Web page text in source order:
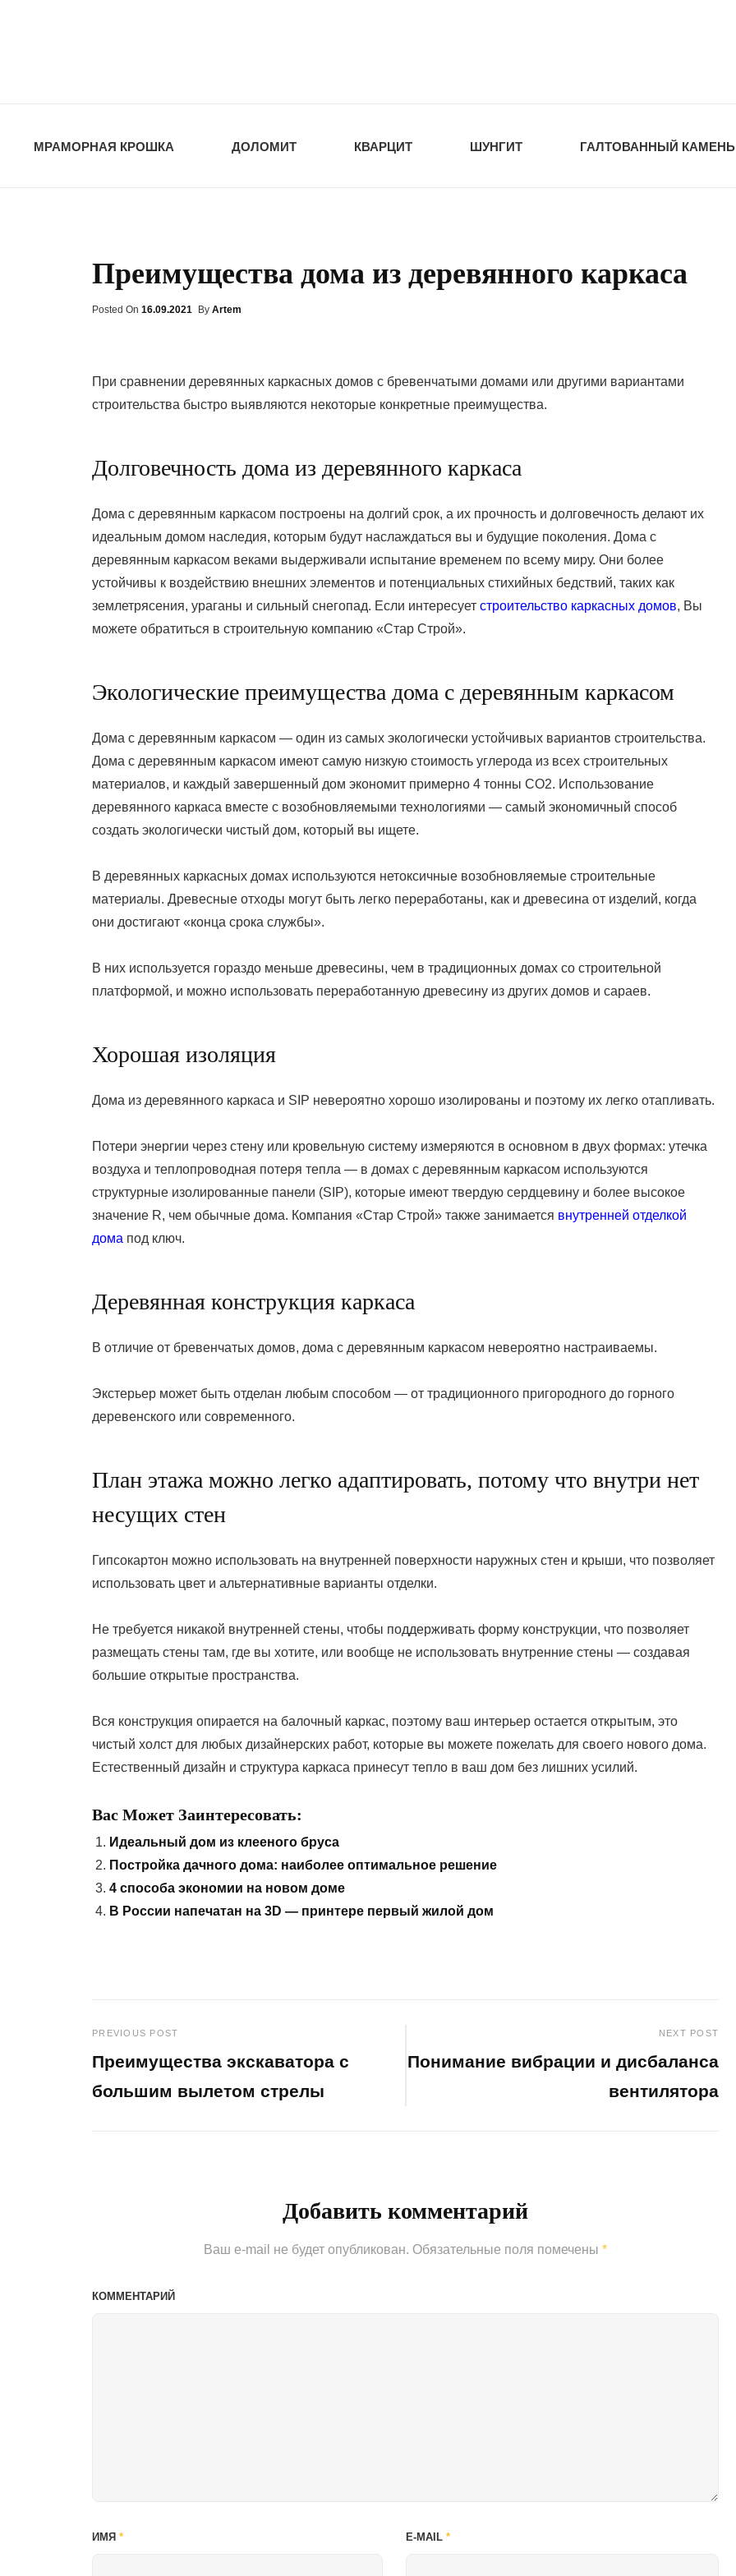
МРАМОРНАЯ КРОШКА ДОЛОМИТ КВАРЦИТ ШУНГИТ ГАЛТОВАННЫЙ КАМЕНЬ
Преимущества дома из деревянного каркаса
Posted On Posted
16.09.2021 By Artem
При сравнении деревянных каркасных домов с бревенчатыми домами или другими вариантами
строительства быстро выявляются некоторые конкретные преимущества.
Долговечность дома из деревянного каркаса
Дома с деревянным каркасом построены на долгий срок, а их прочность и долговечность делают их
идеальным домом наследия, которым будут наслаждаться вы и будущие поколения. Дома с
деревянным каркасом веками выдерживали испытание временем по всему миру. Они более
устойчивы к воздействию внешних элементов и потенциальных стихийных бедствий, таких как
землетрясения, ураганы и сильный снегопад. Если интересует строительство каркасных домов, Вы
можете обратиться в строительную компанию «Стар Строй».
Экологические преимущества дома с деревянным каркасом
Дома с деревянным каркасом — один из самых экологически устойчивых вариантов строительства.
Дома с деревянным каркасом имеют самую низкую стоимость углерода из всех строительных
материалов, и каждый завершенный дом экономит примерно 4 тонны CO2. Использование
деревянного каркаса вместе с возобновляемыми технологиями — самый экономичный способ
создать экологически чистый дом, который вы ищете.
В деревянных каркасных домах используются нетоксичные возобновляемые строительные
материалы. Древесные отходы могут быть легко переработаны, как и древесина от изделий, когда
они достигают «конца срока службы».
В них используется гораздо меньше древесины, чем в традиционных домах со строительной
платформой, и можно использовать переработанную древесину из других домов и сараев.
Хорошая изоляция
Дома из деревянного каркаса и SIP невероятно хорошо изолированы и поэтому их легко отапливать.
Потери энергии через стену или кровельную систему измеряются в основном в двух формах: утечка
воздуха и теплопроводная потеря тепла — в домах с деревянным каркасом используются
структурные изолированные панели (SIP), которые имеют твердую сердцевину и более высокое
значение R, чем обычные дома. Компания «Стар Строй» также занимается внутренней отделкой
дома под ключ.
Деревянная конструкция каркаса
В отличие от бревенчатых домов, дома с деревянным каркасом невероятно настраиваемы.
Экстерьер может быть отделан любым способом — от традиционного пригородного до горного
деревенского или современного.
План этажа можно легко адаптировать, потому что внутри нет
несущих стен
Гипсокартон можно использовать на внутренней поверхности наружных стен и крыши, что позволяет
использовать цвет и альтернативные варианты отделки.
Не требуется никакой внутренней стены, чтобы поддерживать форму конструкции, что позволяет
размещать стены там, где вы хотите, или вообще не использовать внутренние стены — создавая
большие открытые пространства.
Вся конструкция опирается на балочный каркас, поэтому ваш интерьер остается открытым, это
чистый холст для любых дизайнерских работ, которые вы можете пожелать для своего нового дома.
Естественный дизайн и структура каркаса принесут тепло в ваш дом без лишних усилий.
Вас Может Заинтересовать:
Идеальный дом из клееного бруса
Постройка дачного дома: наиболее оптимальное решение
4 способа экономии на новом доме
В России напечатан на 3D — принтере первый жилой дом
Навигация
по
PREVIOUS POST
Преимущества экскаватора с
большим вылетом стрелы
NEXT POST
Понимание вибрации и дисбаланса
вентилятора
Добавить комментарий
Ваш e-mail не будет опубликован. Обязательные поля помечены *
КОММЕНТАРИЙ
ИМЯ * E-MAIL *